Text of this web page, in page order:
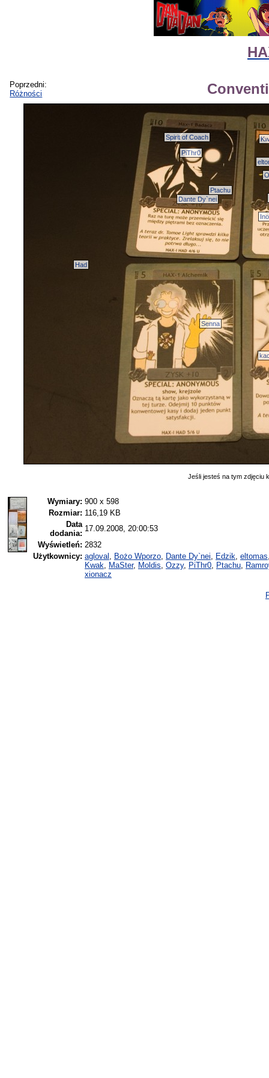
Poprzedni:
Różności
Dante Dy`nei
Had
Ino
PiThr0
Ptachu
Senna
Spirit of Coach
Jeśli jesteś na tym zdjęciu
Wymiary: 900 x 598
Rozmiar: 116,19 KB
Data
dodania:
17.09.2008, 20:00:53
Wyświetleń: 2832
Użytkownicy: agloval Bożo Wporzo Dante Dy`nei Edzik eltomas
Kwak
MaSter, Moldis Ozzy, PiThr0 Ptachu
xionacz